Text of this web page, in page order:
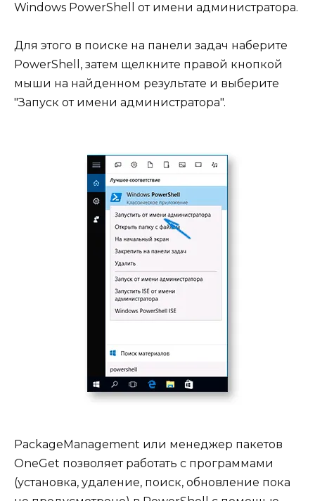
Windows PowerShell от имени администратора.
Для этого в поиске на панели задач наберите
PowerShell, затем щелкните правой кнопкой
мыши на найденном результате и выберите
"Запуск от имени администратора".
PackageManagement или менеджер пакетов
OneGet позволяет работать с программами
(установка, удаление, поиск, обновление пока